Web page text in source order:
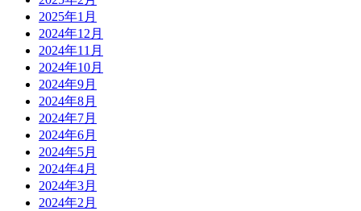
2025年1月
2024年12月
2024年11月
2024年10月
2024年9月
2024年8月
2024年7月
2024年6月
2024年5月
2024年4月
2024年3月
2024年2月